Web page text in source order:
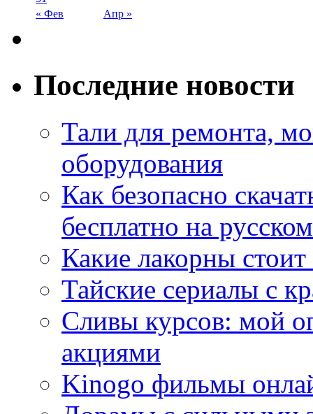
« Фев Апр »
Последние новости
Тали для ремонта,
оборудования
Как безопасно
бесплатно на
Какие лакорны
Тайские сериалы с
Сливы курсов: мой
акциями
Kinogo фильмы